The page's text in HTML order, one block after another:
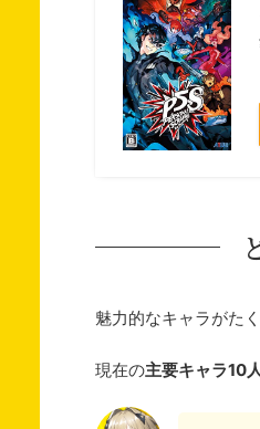
魅力的なキャラがた
現在の主要キャラ10